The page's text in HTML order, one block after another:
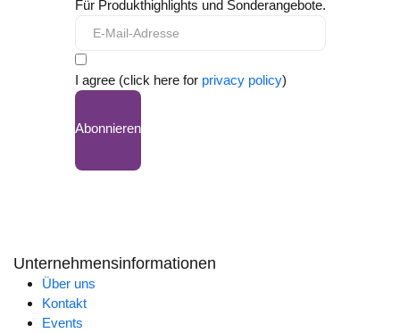
Für Produkthighlights und Sonderangebote.
I agree (click here for privacy policy)
Abonnieren
Unternehmensinformationen
Über uns
Kontakt
Events